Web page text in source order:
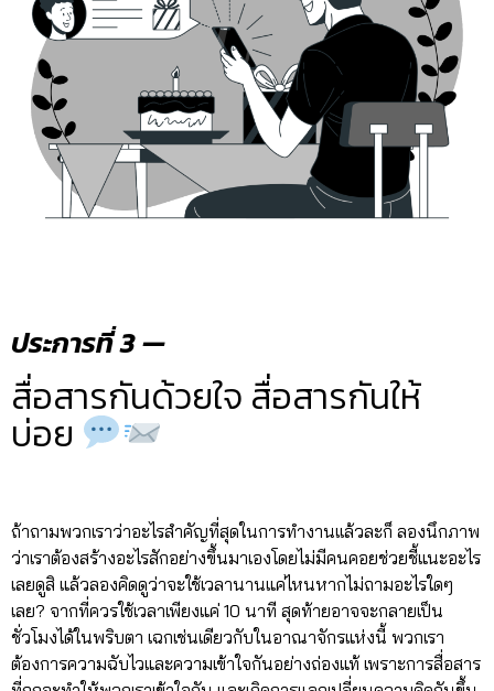
ประการที่ 3 —
สื่อสารกันด้วยใจ สื่อสารกันให้
บ่อย
ถ้าถามพวกเราว่าอะไรสำคัญที่สุดในการทำงานเเล้วละก็ ลองนึกภาพ
ว่าเราต้องสร้างอะไรสักอย่างขึ้นมาเองโดยไม่มีคนคอยช่วยชี้แนะอะไร
เลยดูสิ แล้วลองคิดดูว่าจะใช้เวลานานแค่ไหนหากไม่ถามอะไรใดๆ
เลย? จากที่ควรใช้เวลาเพียงแค่ 10 นาที สุดท้ายอาจจะกลายเป็น
ชั่วโมงได้ในพริบตา เฉกเช่นเดียวกับในอาณาจักรแห่งนี้ พวกเรา
ต้องการความฉับไวและความเข้าใจกันอย่างถ่องแท้ เพราะการสื่อสาร